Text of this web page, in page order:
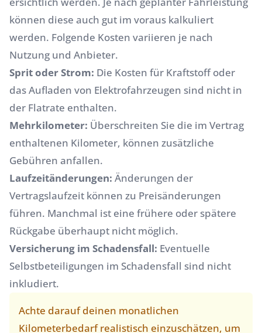
können diese auch gut im voraus kalkuliert
werden. Folgende Kosten variieren je nach
Nutzung und Anbieter.
Sprit oder Strom: Die Kosten für Kraftstoff oder
das Aufladen von Elektrofahrzeugen sind nicht in
der Flatrate enthalten.
Mehrkilometer: Überschreiten Sie die im Vertrag
enthaltenen Kilometer, können zusätzliche
Gebühren anfallen.
Laufzeitänderungen: Änderungen der
Vertragslaufzeit können zu Preisänderungen
führen. Manchmal ist eine frühere oder spätere
Rückgabe überhaupt nicht möglich.
Versicherung im Schadensfall: Eventuelle
Selbstbeteiligungen im Schadensfall sind nicht
inkludiert.
Achte darauf deinen monatlichen
Kilometerbedarf realistisch einzuschätzen, um